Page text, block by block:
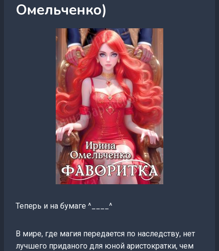
Омельченко)
Теперь и на бумаге ^____^
В мире, где магия передается по наследству, нет
лучшего приданого для юной аристократки, чем